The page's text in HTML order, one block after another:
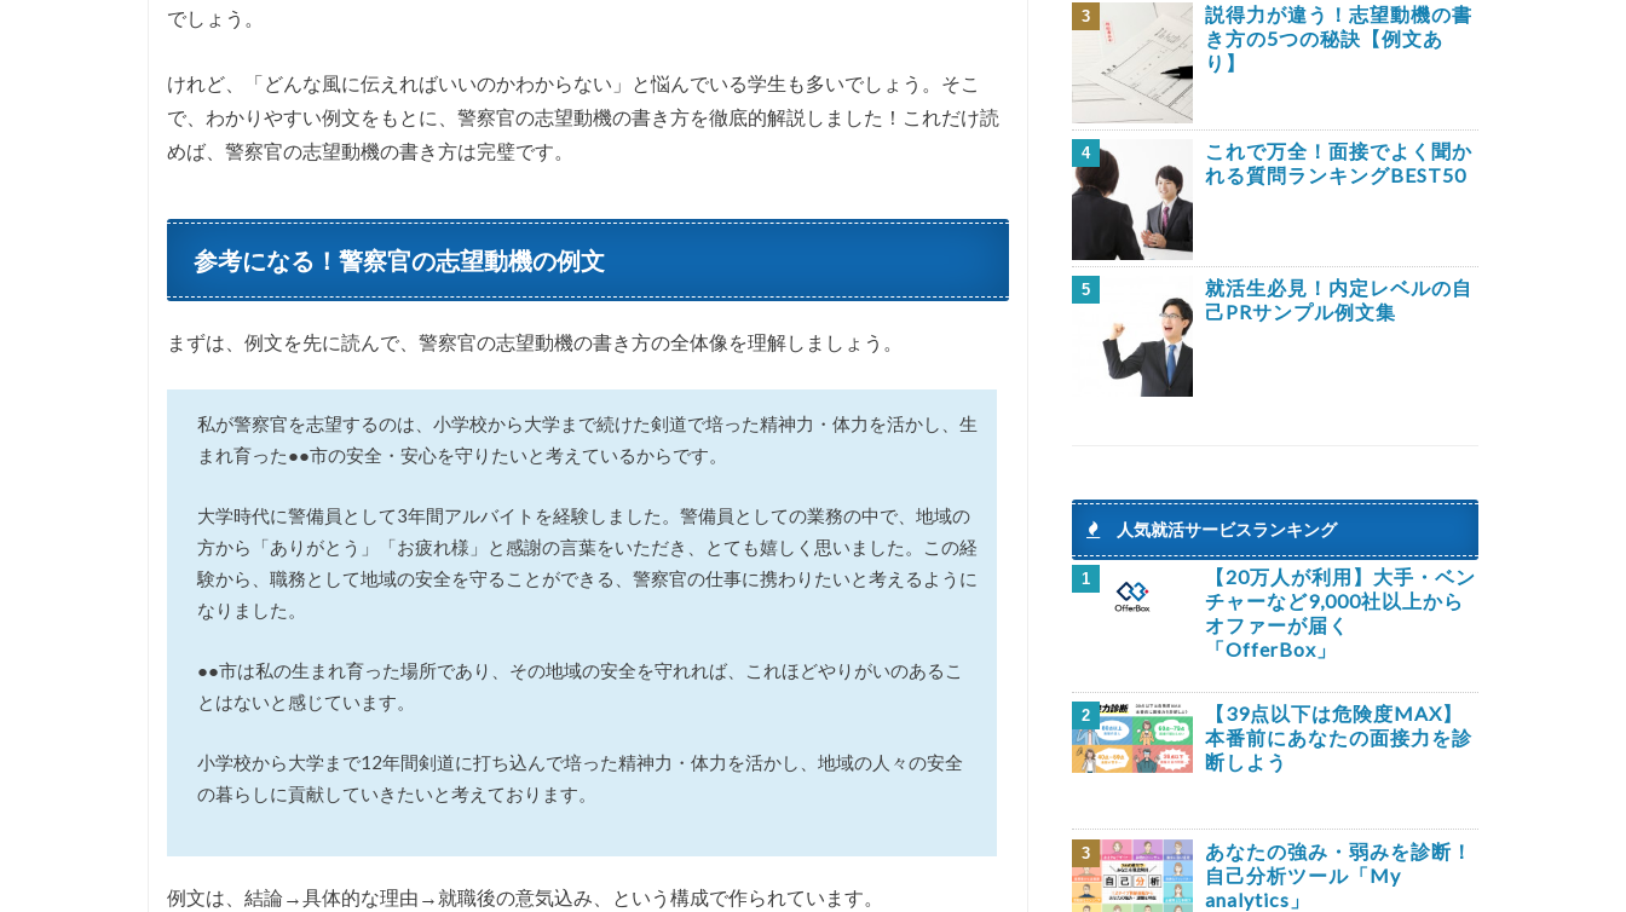
でしょう。
けれど、「どんな風に伝えればいいのかわからない」と悩んでいる学生も多いでしょう。そこ
で、わかりやすい例文をもとに、警察官の志望動機の書き方を徹底的解説しました！これだけ読
めば、警察官の志望動機の書き方は完璧です。
参考になる！警察官の志望動機の例文
まずは、例文を先に読んで、警察官の志望動機の書き方の全体像を理解しましょう。
私が警察官を志望するのは、小学校から大学まで続けた剣道で培った精神力・体力を活かし、生
まれ育った●●市の安全・安心を守りたいと考えているからです。
大学時代に警備員として3年間アルバイトを経験しました。警備員としての業務の中で、地域の
方から「ありがとう」「お疲れ様」と感謝の言葉をいただき、とても嬉しく思いました。この経
験から、職務として地域の安全を守ることができる、警察官の仕事に携わりたいと考えるように
なりました。
●●市は私の生まれ育った場所であり、その地域の安全を守れれば、これほどやりがいのあるこ
とはないと感じています。
小学校から大学まで12年間剣道に打ち込んで培った精神力・体力を活かし、地域の人々の安全
の暮らしに貢献していきたいと考えております。
例文は、結論→具体的な理由→就職後の意気込み、という構成で作られています。
3
説得力が違う！志望動機の書
き方の5つの秘訣【例文あ
り】
4
これで万全！面接でよく聞か
れる質問ランキングBEST50
5
就活生必見！内定レベルの自
己PRサンプル例文集
人気就活サービスランキング
1
【20万人が利用】大手・ベン
チャーなど9,000社以上から
オファーが届く
「OfferBox」
2
【39点以下は危険度MAX】
本番前にあなたの面接力を診
断しよう
3
あなたの強み・弱みを診断！
自己分析ツール「My
analytics」